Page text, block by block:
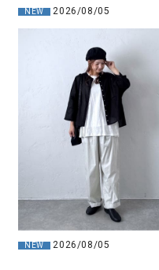
NEW 2026/08/05
NEW 2026/08/05